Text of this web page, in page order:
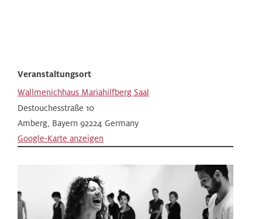
Veranstaltungsort
Wallmenichhaus Mariahilfberg Saal
Destouchesstraße 10
Amberg, Bayern 92224 Germany
Google-Karte anzeigen